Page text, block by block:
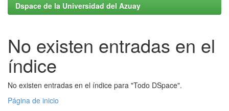
Dspace de la Universidad del Azuay
No existen entradas en el
índice
No existen entradas en el índice para "Todo DSpace".
Página de inicio